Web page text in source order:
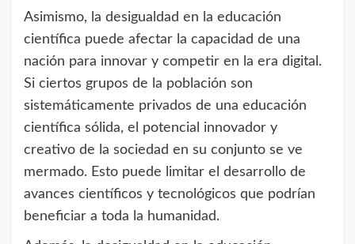
Asimismo, la desigualdad en la educación
científica puede afectar la capacidad de una
nación para innovar y competir en la era digital.
Si ciertos grupos de la población son
sistemáticamente privados de una educación
científica sólida, el potencial innovador y
creativo de la sociedad en su conjunto se ve
mermado. Esto puede limitar el desarrollo de
avances científicos y tecnológicos que podrían
beneficiar a toda la humanidad.